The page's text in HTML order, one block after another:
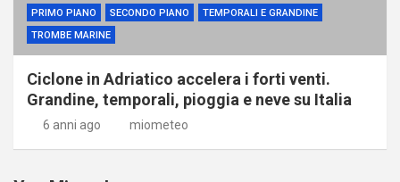
PRIMO PIANO
SECONDO PIANO
TEMPORALI E GRANDINE
TROMBE MARINE
Ciclone in Adriatico accelera i forti venti.
Grandine, temporali, pioggia e neve su Italia
6 anni ago miometeo